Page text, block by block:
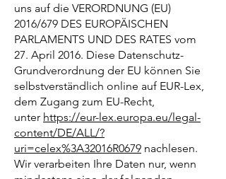
uns auf die VERORDNUNG (EU)
2016/679 DES EUROPÄISCHEN
PARLAMENTS UND DES RATES vom
27. April 2016. Diese Datenschutz-
Grundverordnung der EU können Sie
selbstverständlich online auf EUR-Lex,
dem Zugang zum EU-Recht,
unter https://eur-lex.europa.eu/legal-
content/DE/ALL/?
uri=celex%3A32016R0679 nachlesen.
Wir verarbeiten Ihre Daten nur, wenn